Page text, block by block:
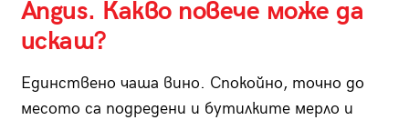
Angus. Какво повече може да
искаш?
Единствено чаша вино. Спокойно, точно до
месото са подредени и бутилките мерло и